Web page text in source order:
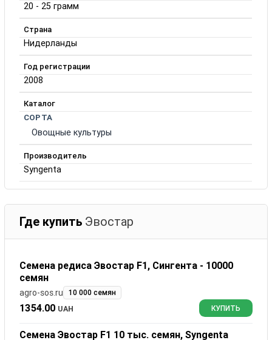
20 - 25 грамм
Страна
Нидерланды
Год регистрации
2008
Каталог
СОРТА
Овощные культуры
Производитель
Syngenta
Где купить Эвостар
Семена редиса Эвостар F1, Сингента - 10000
семян
agro-sos.ru 10 000 семян
1354.00 UAH КУПИТЬ
Семена Эвостар F1 10 тыс. семян, Syngenta